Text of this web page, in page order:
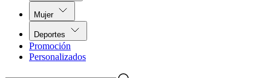
Mujer
Deportes
Promoción
Personalizados